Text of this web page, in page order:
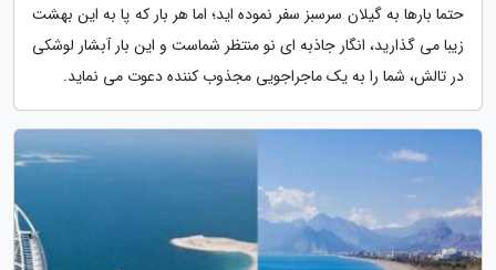
حتما بارها به گیلان سرسبز سفر نموده اید؛ اما هر بار که پا به این بهشت
زیبا می گذارید، انگار جاذبه ای نو منتظر شماست و این بار آبشار لوشکی
در تالش، شما را به یک ماجراجویی مجذوب کننده دعوت می نماید.